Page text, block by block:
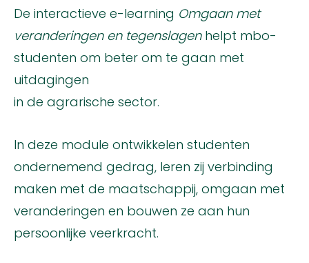
De interactieve e-learning Omgaan met
veranderingen en tegenslagenhelpt mbo-
studenten om beter om te gaan met
uitdagingen
in de agrarische sector.
In deze module ontwikkelen studenten
ondernemend gedrag, leren zij verbinding
maken met de maatschappij, omgaan met
veranderingen en bouwen ze aan hun
persoonlijke veerkracht.